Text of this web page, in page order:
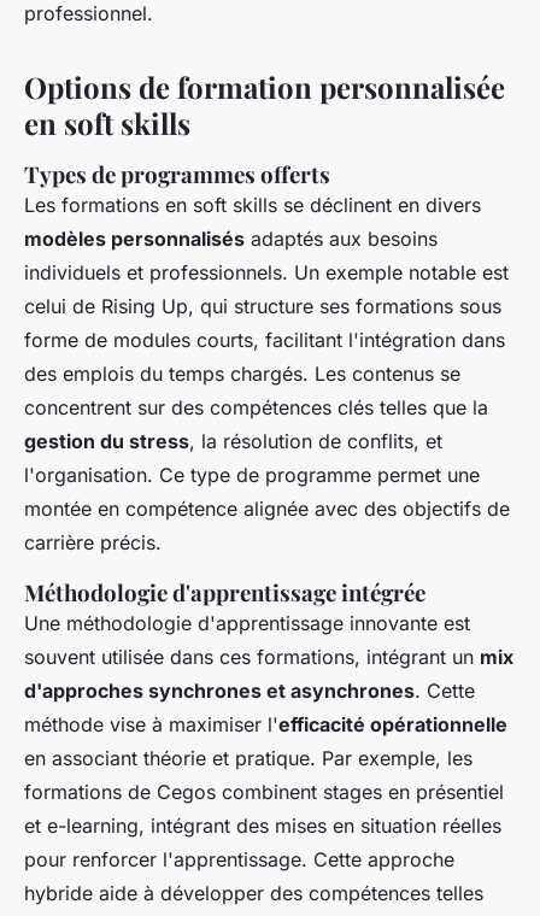
professionnel.
Options de formation personnalisée
en soft skills
Types de programmes offerts
Les formations en soft skills se déclinent en divers
modèles personnalisés adaptés aux besoins
individuels et professionnels. Un exemple notable est
celui de Rising Up, qui structure ses formations sous
forme de modules courts, facilitant l'intégration dans
des emplois du temps chargés. Les contenus se
concentrent sur des compétences clés telles que la
gestion du stress, la résolution de conflits, et
l'organisation. Ce type de programme permet une
montée en compétence alignée avec des objectifs de
carrière précis.
Méthodologie d'apprentissage intégrée
Une méthodologie d'apprentissage innovante est
souvent utilisée dans ces formations, intégrant un mix
d'approches synchrones et asynchrones. Cette
méthode vise à maximiser l'efficacité opérationnelle
en associant théorie et pratique. Par exemple, les
formations de Cegos combinent stages en présentiel
et e-learning, intégrant des mises en situation réelles
pour renforcer l'apprentissage. Cette approche
hybride aide à développer des compétences telles